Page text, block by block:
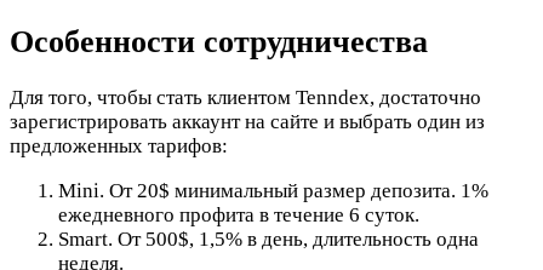
Особенности сотрудничества
Для того, чтобы стать клиентом Tenndex, достаточно
зарегистрировать аккаунт на сайте и выбрать один из
предложенных тарифов:
Mini. От 20$ минимальный размер депозита. 1%
ежедневного профита в течение 6 суток.
Smart. От 500$, 1,5% в день, длительность одна
неделя.